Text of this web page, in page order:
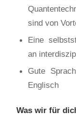
sind von
Eine
an
Gute
Englisch
Was wir für